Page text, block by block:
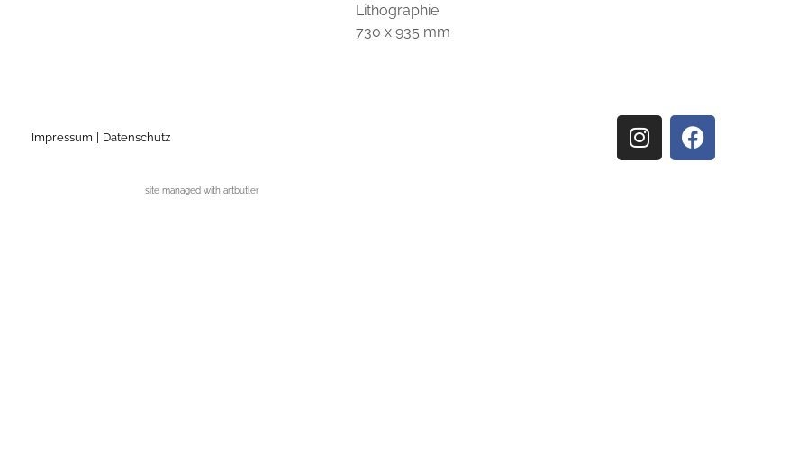
Lithographie
730 x 935 mm
Impressum Datenschutz
site managed with artbutler